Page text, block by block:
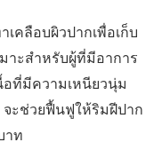
เคลือบผิวปากเพื่อเก็บ
าะสำหรับผู้ที่มีอาการ
อที่มีความเหนียวนุ่ม
จะช่วยฟื้นฟูให้ริมฝีปาก
าท